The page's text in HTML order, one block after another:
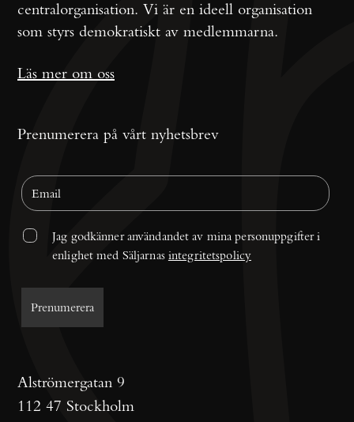
centralorganisation. Vi är en ideell organisation
som styrs demokratiskt av medlemmarna.
Läs mer om oss
Prenumerera på vårt nyhetsbrev
Jag godkänner användandet av mina personuppgifter i
enlighet med Säljarnas integritetspolicy
Alströmergatan 9
112 47 Stockholm